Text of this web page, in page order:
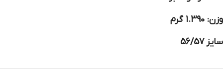
وزن: 1.390 گرم
سایز 56/57